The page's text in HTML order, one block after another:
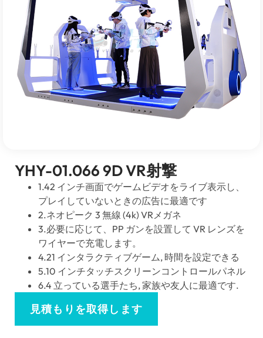
YHY-01.066 9D VR射撃
1.42 インチ画面でゲームビデオをライブ表示し、
プレイしていないときの広告に最適です
2.ネオピーク 3 無線 (4k) VRメガネ
3.必要に応じて、PP ガンを設置して VR レンズを
ワイヤーで充電します。
4.21 インタラクティブゲーム, 時間を設定できる
5.10 インチタッチスクリーンコントロールパネル
6.4 立っている選手たち, 家族や友人に最適です.
見積もりを取得します